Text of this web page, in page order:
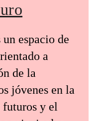
espacio de
a
de la
jóvenes en la
y el